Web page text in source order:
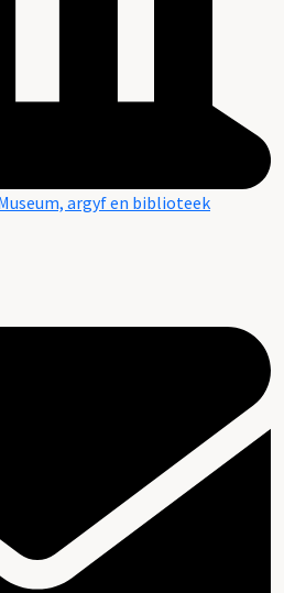
argyf en biblioteek